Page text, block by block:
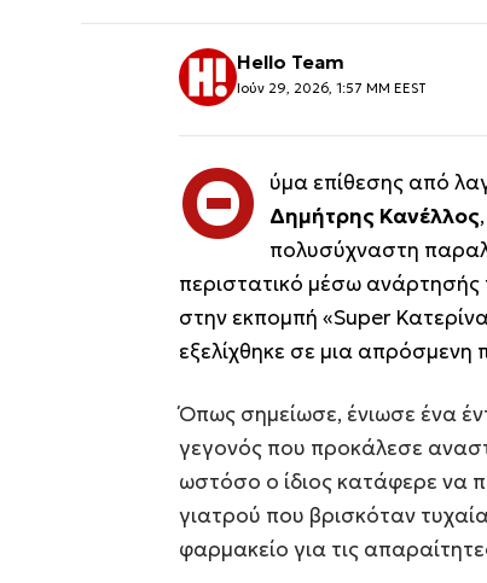
Hello Team
Ιούν 29, 2026, 1:57 ΜΜ EEST
Θ
ύμα επίθεσης από
Δημήτρης Κανέλλος
πολυσύχναστη
περιστατικό μέσω ανάρτησής
στην εκπομπή «Super
εξελίχθηκε σε μια απρόσμενη
Όπως σημείωσε, ένιωσε ένα
γεγονός που προκάλεσε
ωστόσο ο ίδιος κατάφερε να
γιατρού που βρισκόταν
φαρμακείο για τις